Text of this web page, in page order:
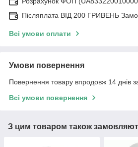
Післяплата ВІД 200 ГРИВЕНЬ
Всі умови оплати
Умови повернення
Повернення товару впродовж 14 днів
Всі умови повернення
З цим товаром також